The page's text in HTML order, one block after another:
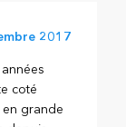
2017
coté
en grande